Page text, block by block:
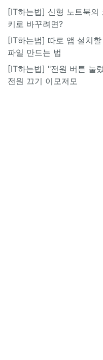
[IT하는법] 신형 노트북의
키로 바꾸려면?
[IT하는법] 따로 앱 설치
파일 만드는 법
[IT하는법] "전원 버튼 눌
전원 끄기 이모저모